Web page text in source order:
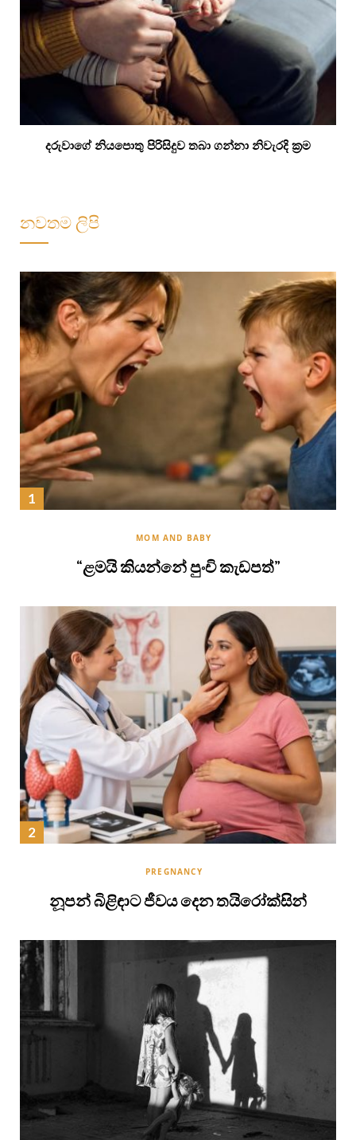
දරුවාගේ නියපොතු පිරිසිදුව තබා ගන්නා නිවැරදි ක්‍රම
නවතම ලිපි
MOM AND BABY
“ළමයි කියන්නේ පුංචි කැඩපත්”
PREGNANCY
නූපන් බිළිඳාට ජීවය දෙන තයිරෝක්සින්